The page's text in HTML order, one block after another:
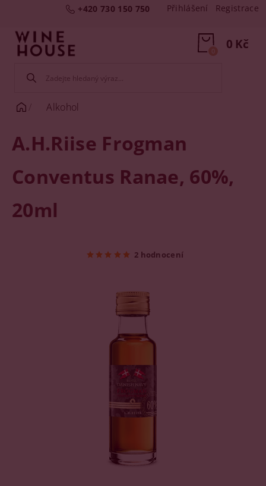
+420 730 150 750 Přihlášení Registrace
0 Kč
0
Alkohol
A.H.Riise Frogman
Conventus Ranae, 60%,
20ml
2 hodnocení